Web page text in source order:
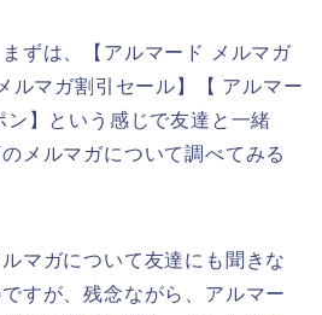
ずは、【アルマード メルマガ
ルマガ割引セール】【 アルマー
ン】という感じで友達と一緒
メルマガについて調べてみる
マガについて友達にも聞きな
すが、残念ながら、アルマー